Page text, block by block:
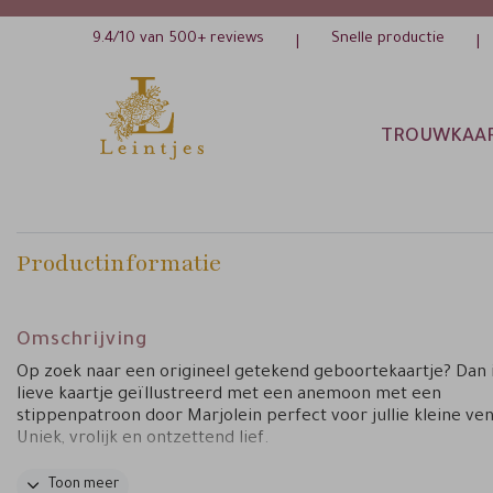
9.4/10 van 500+ reviews Snelle productie
Productinformatie
Omschrijving
Op zoek naar een origineel getekend geboortekaartje? Dan
lieve kaartje geïllustreerd met een anemoon met een
stippenpatroon door Marjolein perfect voor jullie kleine
Uniek, vrolijk en ontzettend lief.
Tips van Marjolein:
Toon meer